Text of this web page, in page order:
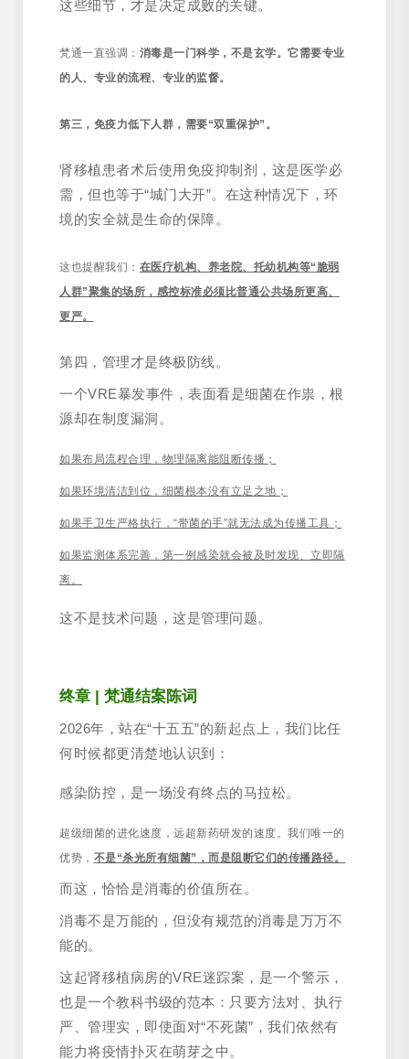
这些细节，才是决定成败的关键。
梵通一直强调： 消毒是一门科学，不是玄学。它需要专业
的人、专业的流程、专业的监督。
第三，免疫力低下人群，需要“双重保护”。
肾移植患者术后使用免疫抑制剂，这是医学必
需，但也等于“城门大开”。在这种情况下，环
境的安全就是生命的保障。
这也提醒我们： 在医疗机构、养老院、托幼机构等“脆弱
人群”聚集的场所，感控标准必须比普通公共场所更高、
更严。
第四，管理才是终极防线。
一个VRE暴发事件，表面看是细菌在作祟，根
源却在制度漏洞。
如果布局流程合理，物理隔离能阻断传播；
如果环境清洁到位，细菌根本没有立足之地；
如果手卫生严格执行，“带菌的手”就无法成为传播工具；
如果监测体系完善，第一例感染就会被及时发现、立即隔
离。
这不是技术问题，这是管理问题。
终章 | 梵通结案陈词
2026年，站在“十五五”的新起点上，我们比任
何时候都更清楚地认识到：
感染防控，是一场没有终点的马拉松。
超级细菌的进化速度，远超新药研发的速度。我们唯一的
优势， 不是“杀光所有细菌”，而是阻断它们的传播路径。
而这，恰恰是消毒的价值所在。
消毒不是万能的，但没有规范的消毒是万万不
能的。
这起肾移植病房的VRE迷踪案，是一个警示，
也是一个教科书级的范本：只要方法对、执行
严、管理实，即使面对“不死菌”，我们依然有
能力将疫情扑灭在萌芽之中。